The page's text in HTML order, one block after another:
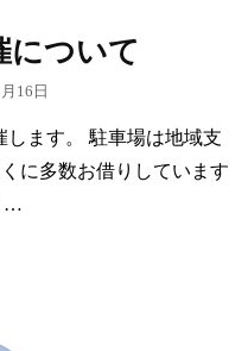
について
16日
ます。 駐車場は地域支
に多数お借りしています
…